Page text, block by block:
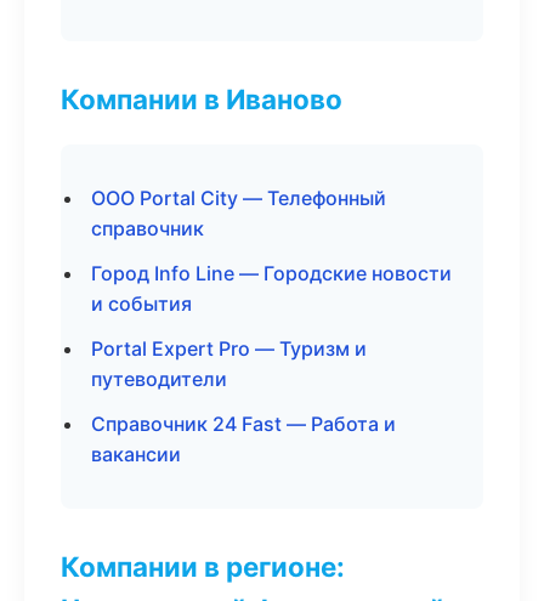
Компании в Иваново
ООО Portal City — Телефонный
справочник
Город Info Line — Городские новости
и события
Portal Expert Pro — Туризм и
путеводители
Справочник 24 Fast — Работа и
вакансии
Компании в регионе: